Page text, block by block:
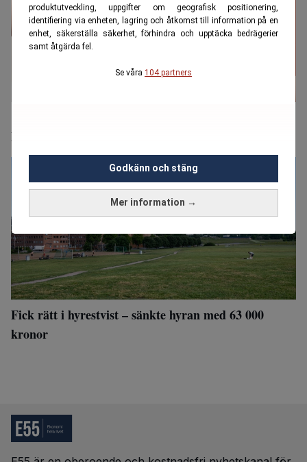
produktutveckling, uppgifter om geografisk positionering,
identifiering via enheten, lagring och åtkomst till information på en
enhet, säkerställa säkerhet, förhindra och upptäcka bedrägerier
samt åtgärda fel.
Se våra 104 partners
Mer information →
Godkänn och stäng
Pensionsmyndigheten?"
Fick rätt i hyrestvist – sänkte hyran med 63 000
kronor